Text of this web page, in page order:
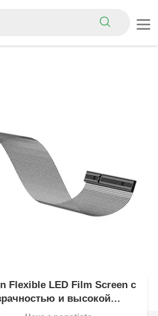
Flexible LED Film Screen с
и высокой
магазинов